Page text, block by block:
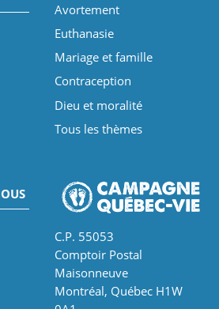
Avortement
Euthanasie
Mariage et famille
Contraception
Dieu et moralité
Tous les thèmes
C.P. 55053
Comptoir Postal
Maisonneuve
Montréal, Québec H1W